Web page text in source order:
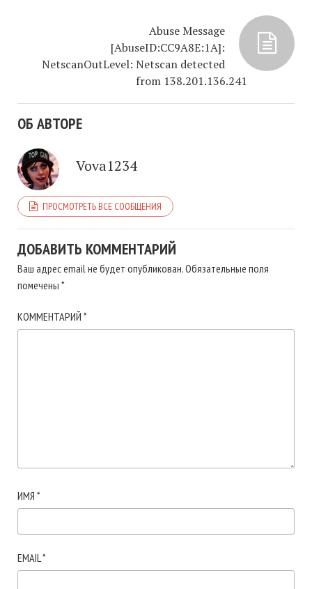
Abuse Message
[AbuseID:CC9A8E:1A]:
NetscanOutLevel: Netscan detected
from 138.201.136.241
ОБ АВТОРЕ
Vova1234
ПРОСМОТРЕТЬ ВСЕ СООБЩЕНИЯ
ДОБАВИТЬ КОММЕНТАРИЙ
Ваш адрес email не будет опубликован.Обязательные поля
помечены *
КОММЕНТАРИЙ *
ИМЯ *
EMAIL*